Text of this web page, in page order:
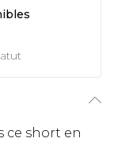
ce short en